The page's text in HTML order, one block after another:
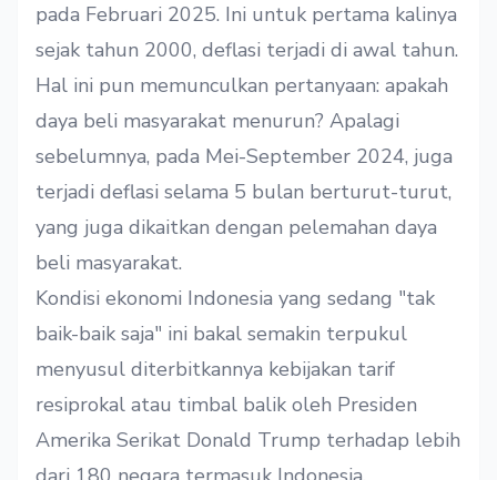
pada Februari 2025. Ini untuk pertama kalinya
sejak tahun 2000, deflasi terjadi di awal tahun.
Hal ini pun memunculkan pertanyaan: apakah
daya beli masyarakat menurun? Apalagi
sebelumnya, pada Mei-September 2024, juga
terjadi deflasi selama 5 bulan berturut-turut,
yang juga dikaitkan dengan pelemahan daya
beli masyarakat.
Kondisi ekonomi Indonesia yang sedang "tak
baik-baik saja" ini bakal semakin terpukul
menyusul diterbitkannya kebijakan tarif
resiprokal atau timbal balik oleh Presiden
Amerika Serikat Donald Trump terhadap lebih